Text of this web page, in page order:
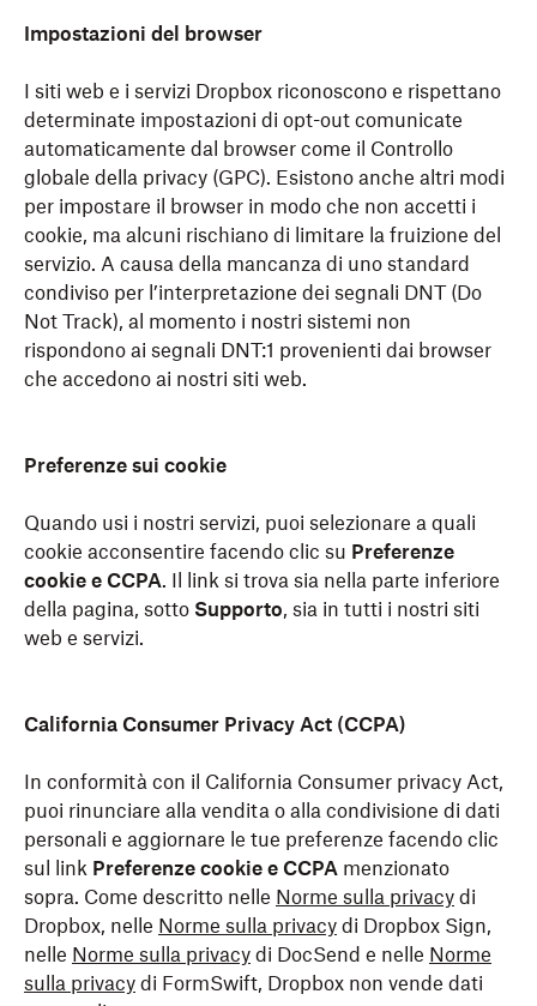
Impostazioni del browser
I siti web e i servizi Dropbox riconoscono e rispettano
determinate impostazioni di opt-out comunicate
automaticamente dal browser come il Controllo
globale della privacy (GPC). Esistono anche altri modi
per impostare il browser in modo che non accetti i
cookie, ma alcuni rischiano di limitare la fruizione del
servizio. A causa della mancanza di uno standard
condiviso per l’interpretazione dei segnali DNT (Do
Not Track), al momento i nostri sistemi non
rispondono ai segnali DNT:1 provenienti dai browser
che accedono ai nostri siti web.
Preferenze sui cookie
Quando usi i nostri servizi, puoi selezionare a quali
cookie acconsentire facendo clic su Preferenze
cookie e CCPA. Il link si trova sia nella parte inferiore
della pagina, sotto Supporto, sia in tutti i nostri siti
web e servizi.
California Consumer Privacy Act (CCPA)
In conformità con il California Consumer privacy Act,
puoi rinunciare alla vendita o alla condivisione di dati
personali e aggiornare le tue preferenze facendo clic
sul link Preferenze cookie e CCPA menzionato
sopra. Come descritto nelle Norme sulla privacy di
Dropbox, nelle Norme sulla privacy di Dropbox Sign,
nelle Norme sulla privacy di DocSend e nelle Norme
sulla privacy di FormSwift, Dropbox non vende dati